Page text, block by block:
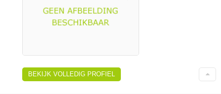
BEKIJK VOLLEDIG PROFIEL